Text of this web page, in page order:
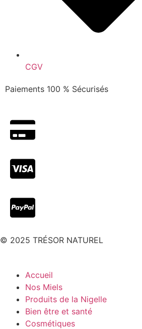
CGV
Paiements 100 % Sécurisés
© 2025 TRÉSOR NATUREL
Accueil
Nos Miels
Produits de la Nigelle
Bien être et santé
Cosmétiques